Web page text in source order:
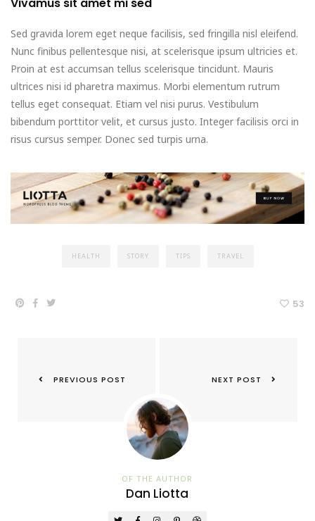
Sed gravida lorem eget neque facilisis, sed fringilla nisl eleifend.
Nunc finibus pellentesque nisi, at scelerisque ipsum ultricies et.
Proin at est accumsan tellus scelerisque tincidunt. Mauris
ultrices nisi id pharetra maximus. Morbi elementum rutrum
tellus eget consequat. Etiam vel nisi purus. Vestibulum
bibendum porttitor velit, et cursus justo. Integer facilisis orci in
risus cursus semper. Donec sed turpis urna.
HEALTH STORY TIPS TRAVEL
53
PREVIOUS POST NEXT POST
OF THE AUTHOR
Dan Liotta